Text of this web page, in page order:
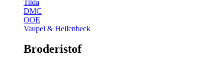
Tilda
DMC
OOE
Vaupel & Heilenbeck
Broderistof